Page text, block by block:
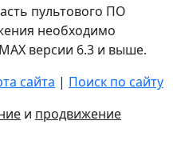
пультового ПО
необходимо
версии 6.3 и выше.
сайта | Поиск по сайту
и продвижение